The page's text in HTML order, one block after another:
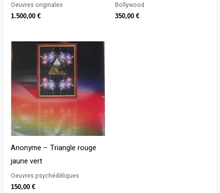
Oeuvres originales
1.500,00€
Bollywood
350,00 €
Anonyme – Triangle rouge
jaune vert
Oeuvres psychédéliques
150,00€